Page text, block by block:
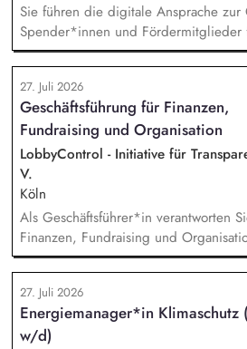
Sie führen die digitale Ansprache zur
Spender*innen und Fördermitglieder
weiter. Sie sind verantwortlich für
steuern diese ganzheitlich -
Zielgruppensegmentierung und
bis hin zur technischen Abwicklung
kontinuierlichen Optimierung und
27. Juli 2026
Geschäftsführung für Finanzen,
Fundraising und Organisation
LobbyControl - Initiative für
V.
Köln
Als Geschäftsführer*in verantworten
Finanzen, Fundraising und
für die Finanzplanung, das
des Rechnungswesens. Sie leiten das
entwickeln eine nachhaltige
verantwortlich für das
Steuerung von Prozessen zur
27. Juli 2026
Energiemanager*in Klimaschutz
w/d)